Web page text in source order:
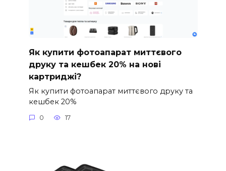
Як купити фотоапарат миттєвого
друку та кешбек 20% на нові
картриджі?
Як купити фотоапарат миттєвого друку та
кешбек 20%
0 17